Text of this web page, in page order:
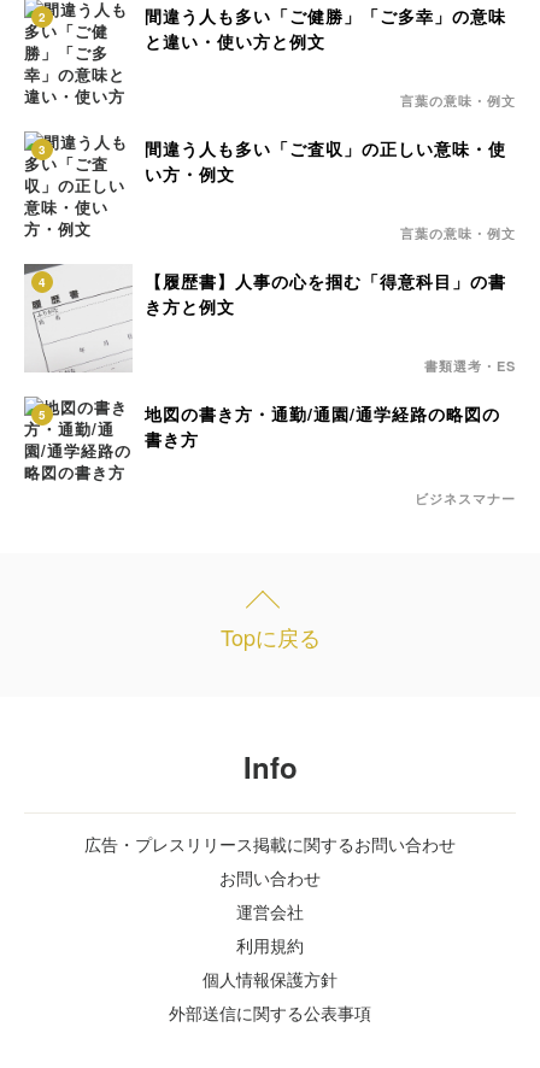
2
間違う人も多い「ご健勝」「ご多幸」の意味
と違い・使い方と例文
言葉の意味・例文
3
間違う人も多い「ご査収」の正しい意味・使
い方・例文
言葉の意味・例文
4
【履歴書】人事の心を掴む「得意科目」の書
き方と例文
書類選考・ES
5
地図の書き方・通勤/通園/通学経路の略図の
書き方
ビジネスマナー
Topに戻る
Info
広告・プレスリリース掲載に関するお問い合わせ
お問い合わせ
運営会社
利用規約
個人情報保護方針
外部送信に関する公表事項